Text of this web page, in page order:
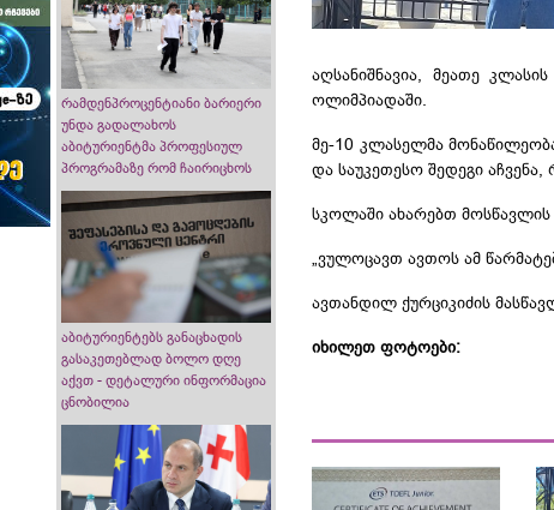
რამდენპროცენტიანი ბარიერი
უნდა გადალახოს
აბიტურიენტმა პროფესიულ
პროგრამაზე რომ ჩაირიცხოს
აბიტურიენტებს განაცხადის
გასაკეთებლად ბოლო დღე
აქვთ - დეტალური ინფორმაცია
ცნობილია
აღსანიშნავია, მეათე
ოლიმპიადაში.
მე-10 კლასელმა
და საუკეთესო შედეგი
სკოლაში ახარებთ მოსწავლის
„ვულოცავთ ავთოს ამ
ავთანდილ ქურციკიძის
იხილეთ ფოტოები: